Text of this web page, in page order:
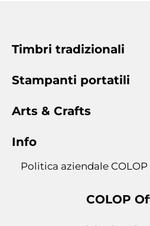
Timbri tradizionali
Stampanti portatili
Arts & Crafts
Info
Politica aziendale COLOP
COLOP